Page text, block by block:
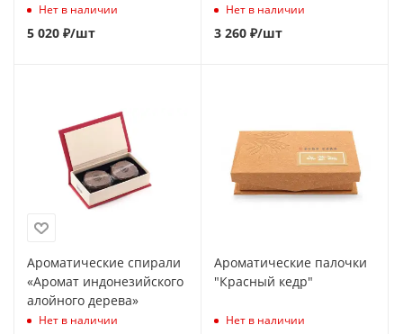
Нет в наличии
5 020 ₽/шт
Нет в наличии
3 260 ₽/шт
Ароматические спирали
«Аромат индонезийского
алойного дерева»
Нет в наличии
Ароматические палочки
"Красный кедр"
Нет в наличии